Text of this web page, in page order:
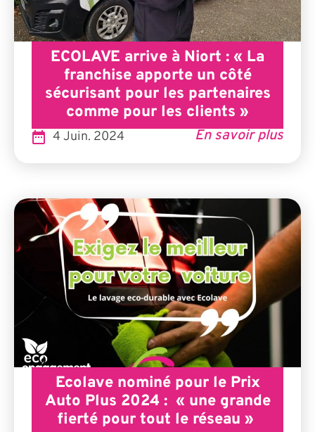
ECOLAVE arrive à Niort : « La
franchise apporte un côté
sécurisant pour les partenaires
comme pour les clients »
4 Juin. 2024 En savoir plus
Ecolave nominé pour le Prix
Auto Plus 2024 : « une grande
fierté pour tout le réseau »